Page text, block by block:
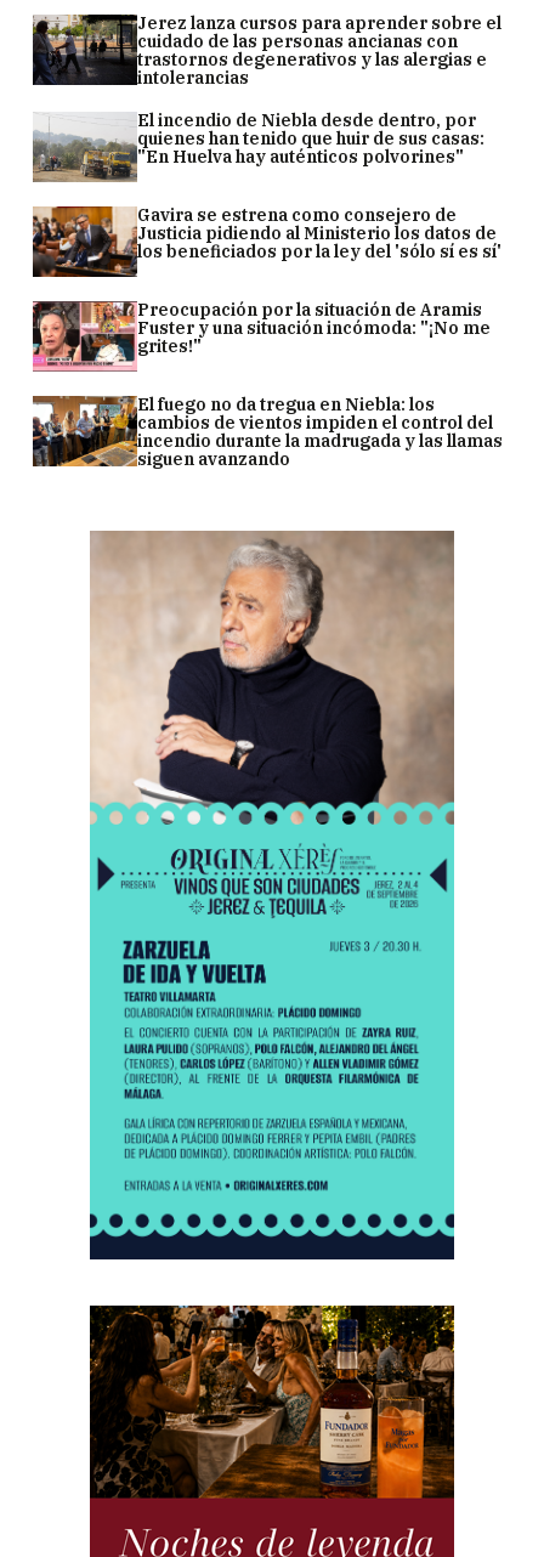
Jerez lanza cursos para aprender sobre el
cuidado de las personas ancianas con
trastornos degenerativos y las alergias e
intolerancias
El incendio de Niebla desde dentro, por
quienes han tenido que huir de sus casas:
"En Huelva hay auténticos polvorines"
Gavira se estrena como consejero de
Justicia pidiendo al Ministerio los datos de
los beneficiados por la ley del 'sólo sí es sí'
Preocupación por la situación de Aramis
Fuster y una situación incómoda: "¡No me
grites!"
El fuego no da tregua en Niebla: los
cambios de vientos impiden el control del
incendio durante la madrugada y las llamas
siguen avanzando